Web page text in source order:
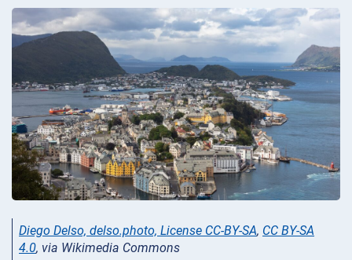
Diego Delso, delso.photo, License CC-BY-SA, CC BY-SA
4.0, via Wikimedia Commons